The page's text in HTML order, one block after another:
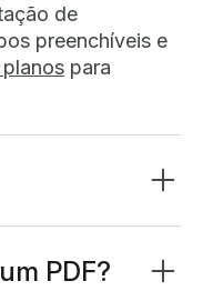
de
preenchíveis e
para
Há
com as
PDF?